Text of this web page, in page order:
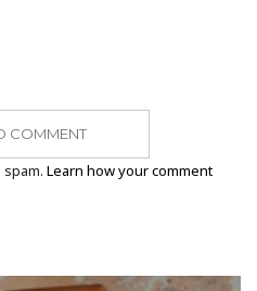
COMMENT
Learn how your comment